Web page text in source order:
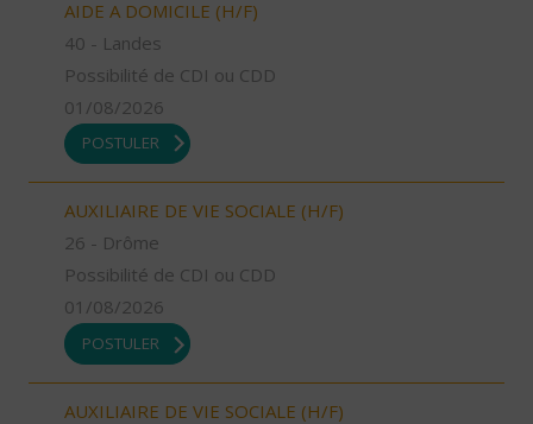
AIDE A DOMICILE (H/F)
40 - Landes
Possibilité de CDI ou CDD
01/08/2026
POSTULER
AUXILIAIRE DE VIE SOCIALE (H/F)
26 - Drôme
Possibilité de CDI ou CDD
01/08/2026
POSTULER
AUXILIAIRE DE VIE SOCIALE (H/F)